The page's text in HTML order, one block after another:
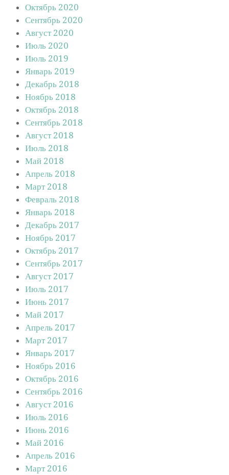
Октябрь 2020
Сентябрь 2020
Август 2020
Июль 2020
Июль 2019
Январь 2019
Декабрь 2018
Ноябрь 2018
Октябрь 2018
Сентябрь 2018
Август 2018
Июль 2018
Май 2018
Апрель 2018
Март 2018
Февраль 2018
Январь 2018
Декабрь 2017
Ноябрь 2017
Октябрь 2017
Сентябрь 2017
Август 2017
Июль 2017
Июнь 2017
Май 2017
Апрель 2017
Март 2017
Январь 2017
Ноябрь 2016
Октябрь 2016
Сентябрь 2016
Август 2016
Июль 2016
Июнь 2016
Май 2016
Апрель 2016
Март 2016